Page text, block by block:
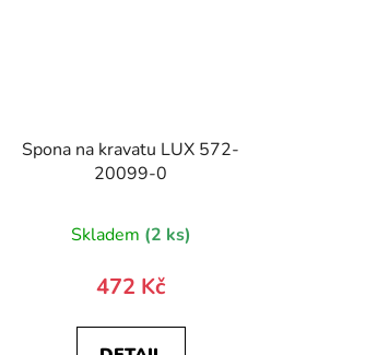
Spona na kravatu LUX 572-
20099-0
Skladem (2 ks)
472 Kč